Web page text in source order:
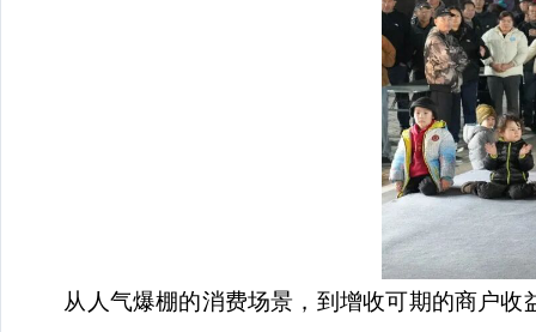
从人气爆棚的消费场景，到增收可期的商户